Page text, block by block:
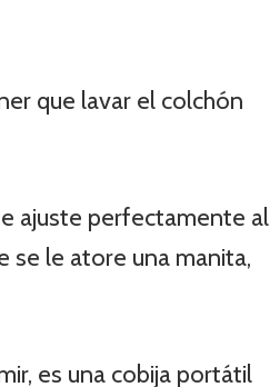
que lavar el colchón
ajuste perfectamente al
se le atore una manita,
es una cobija portátil